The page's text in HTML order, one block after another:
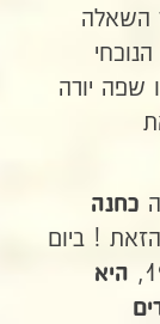
השאלה
שפה יורה
כחנה
! ביום
היא